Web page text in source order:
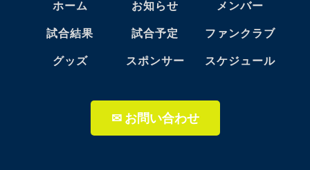
ホーム お知らせ メンバー
試合結果 試合予定 ファンクラブ
グッズ スポンサー スケジュール
✉ お問い合わせ